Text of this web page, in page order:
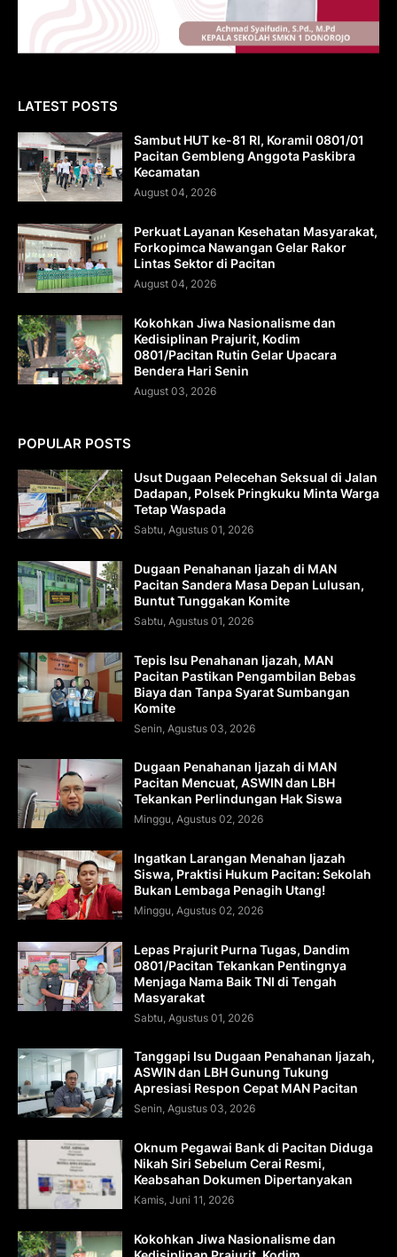
LATEST POSTS
Sambut HUT ke-81 RI, Koramil 0801/01
Pacitan Gembleng Anggota Paskibra
Kecamatan
August 04, 2026
Perkuat Layanan Kesehatan Masyarakat,
Forkopimca Nawangan Gelar Rakor
Lintas Sektor di Pacitan
August 04, 2026
Kokohkan Jiwa Nasionalisme dan
Kedisiplinan Prajurit, Kodim
0801/Pacitan Rutin Gelar Upacara
Bendera Hari Senin
August 03, 2026
POPULAR POSTS
Usut Dugaan Pelecehan Seksual di Jalan
Dadapan, Polsek Pringkuku Minta Warga
Tetap Waspada
Sabtu, Agustus 01, 2026
Dugaan Penahanan Ijazah di MAN
Pacitan Sandera Masa Depan Lulusan,
Buntut Tunggakan Komite
Sabtu, Agustus 01, 2026
Tepis Isu Penahanan Ijazah, MAN
Pacitan Pastikan Pengambilan Bebas
Biaya dan Tanpa Syarat Sumbangan
Komite
Senin, Agustus 03, 2026
Dugaan Penahanan Ijazah di MAN
Pacitan Mencuat, ASWIN dan LBH
Tekankan Perlindungan Hak Siswa
Minggu, Agustus 02, 2026
Ingatkan Larangan Menahan Ijazah
Siswa, Praktisi Hukum Pacitan: Sekolah
Bukan Lembaga Penagih Utang!
Minggu, Agustus 02, 2026
Lepas Prajurit Purna Tugas, Dandim
0801/Pacitan Tekankan Pentingnya
Menjaga Nama Baik TNI di Tengah
Masyarakat
Sabtu, Agustus 01, 2026
Tanggapi Isu Dugaan Penahanan Ijazah,
ASWIN dan LBH Gunung Tukung
Apresiasi Respon Cepat MAN Pacitan
Senin, Agustus 03, 2026
Oknum Pegawai Bank di Pacitan Diduga
Nikah Siri Sebelum Cerai Resmi,
Keabsahan Dokumen Dipertanyakan
Kamis, Juni 11, 2026
Kokohkan Jiwa Nasionalisme dan